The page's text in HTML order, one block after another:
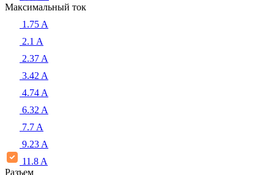
Максимальный ток
1.75 A
2.1 A
2.37 A
3.42 A
4.74 A
6.32 A
7.7 A
9.23 A
11.8 A
Разъем